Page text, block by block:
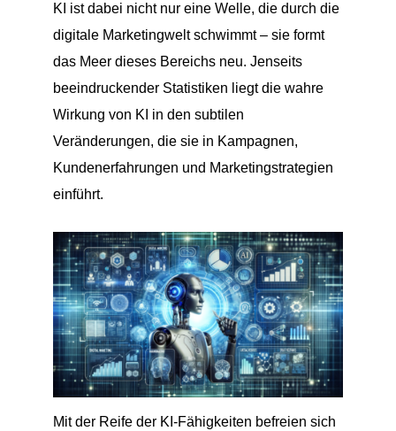
KI ist dabei nicht nur eine Welle, die durch die
digitale Marketingwelt schwimmt – sie formt
das Meer dieses Bereichs neu. Jenseits
beeindruckender Statistiken liegt die wahre
Wirkung von KI in den subtilen
Veränderungen, die sie in Kampagnen,
Kundenerfahrungen und Marketingstrategien
einführt.
Mit der Reife der KI-Fähigkeiten befreien sich